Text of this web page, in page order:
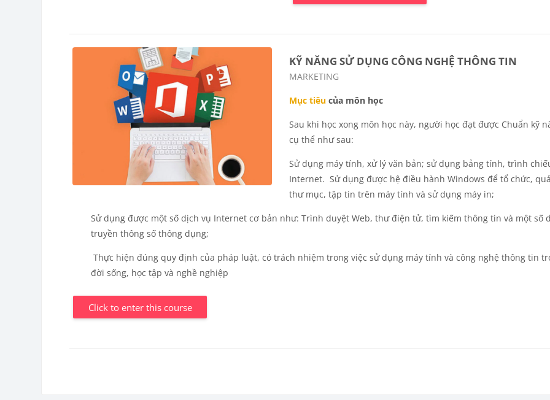
KỸ NĂNG SỬ DỤNG CÔNG NGHỆ THÔNG TIN
Course category
MARKETING
Mục tiêu của môn học
Sau khi học xong môn học này, người học đạt được Chuẩn kỹ
cụ thể như sau:
Sử dụng máy tính, xử lý văn bản; sử dụng bảng tính, trình
Internet. Sử dụng được hệ điều hành Windows để tổ chức,
thư mục, tập tin trên máy tính và sử dụng máy in;
Sử dụng được một số dịch vụ Internet cơ bản như: Trình duyệt Web, thư điện tử, tìm kiếm thông tin và một số
truyền thông số thông dụng;
Thực hiện đúng quy định của pháp luật, có trách nhiệm trong việc sử dụng máy tính và công nghệ thông tin
đời sống, học tập và nghề nghiệp
Click to enter this course